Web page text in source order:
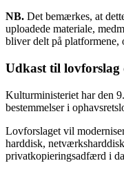
NB. Det bemærkes, at
uploadede materiale,
bliver delt på platformene,
Udkast til lovforslag
Kulturministeriet har den
bestemmelser i
Lovforslaget vil
harddisk,
privatkopieringsadfærd i